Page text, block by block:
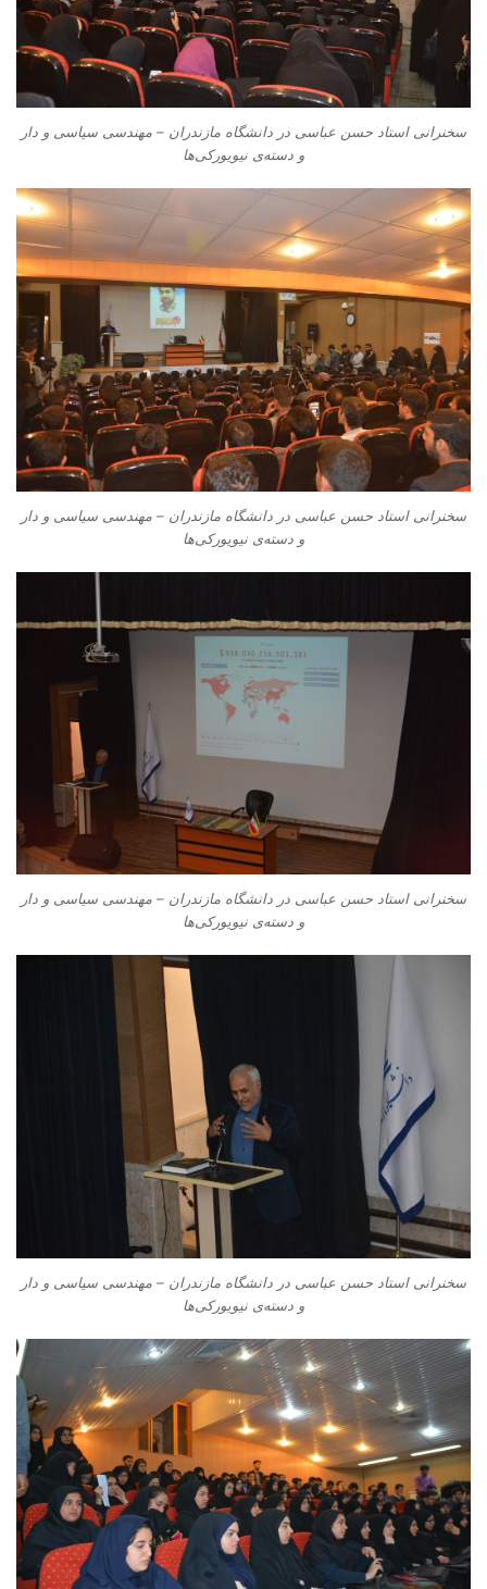
سخنرانی استاد حسن عباسی در دانشگاه مازندران – مهندسی سیاسی و دار
و دسته‌‌ی نیویورکی‌ها
سخنرانی استاد حسن عباسی در دانشگاه مازندران – مهندسی سیاسی و دار
و دسته‌‌ی نیویورکی‌ها
سخنرانی استاد حسن عباسی در دانشگاه مازندران – مهندسی سیاسی و دار
و دسته‌‌ی نیویورکی‌ها
سخنرانی استاد حسن عباسی در دانشگاه مازندران – مهندسی سیاسی و دار
و دسته‌‌ی نیویورکی‌ها